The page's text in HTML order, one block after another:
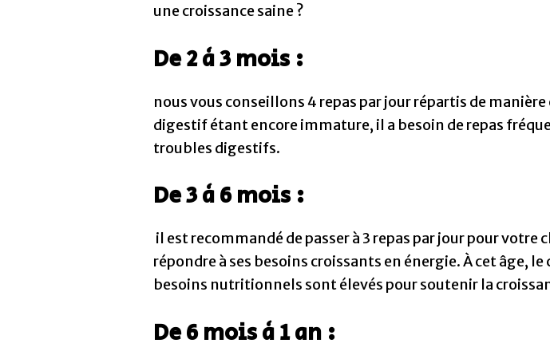
une croissance saine ?
De 2 à 3 mois :
nous vous conseillons 4 repas par jour répartis de
digestif étant encore immature, il a besoin de repas
troubles digestifs.
De 3 à 6 mois :
il est recommandé de passer à 3 repas par jour pour
répondre à ses besoins croissants en énergie. À cet âge,
besoins nutritionnels sont élevés pour soutenir la
De 6 mois à 1 an :